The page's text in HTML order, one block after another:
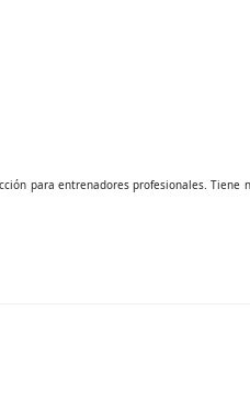
para entrenadores profesionales.